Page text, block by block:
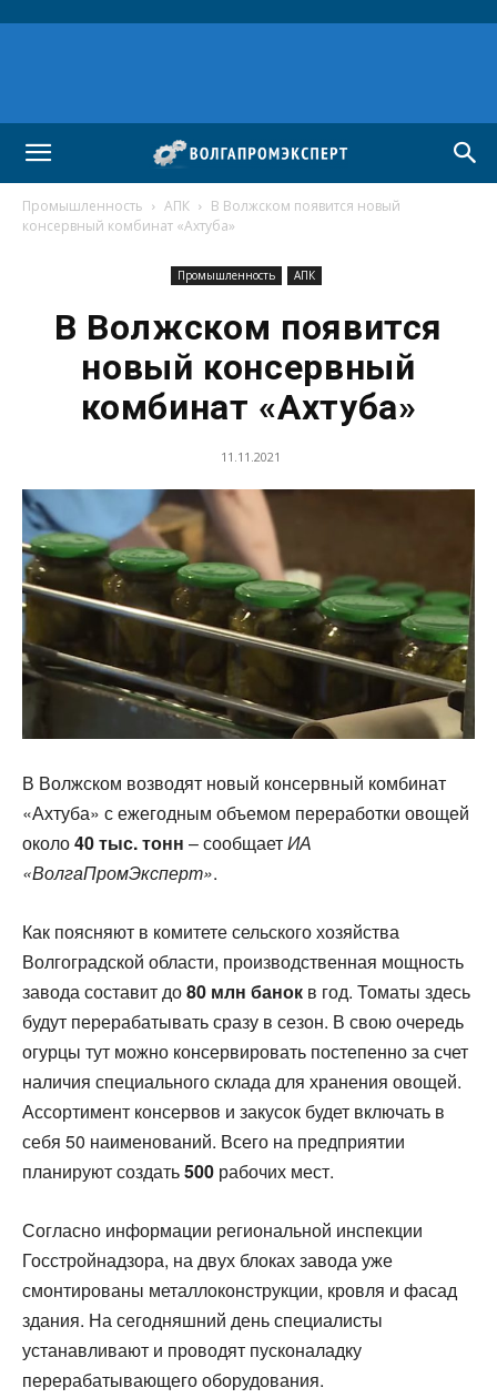
Промышленность АПК
В Волжском появится новый
консервный комбинат «Ахтуба»
Промышленность АПК
В Волжском появится
новый консервный
комбинат «Ахтуба»
11.11.2021
В Волжском возводят новый консервный комбинат
«Ахтуба» с ежегодным объемом переработки овощей
около40 тыс. тонн – сообщаетИА
«ВолгаПромЭксперт».
Как поясняют в комитете сельского хозяйства
Волгоградской области, производственная мощность
завода составит до80 млн банок в год. Томаты здесь
будут перерабатывать сразу в сезон. В свою очередь
огурцы тут можно консервировать постепенно за счет
наличия специального склада для хранения овощей.
Ассортимент консервов и закусок будет включать в
себя 50 наименований. Всего на предприятии
планируют создать500 рабочих мест.
Согласно информации региональной инспекции
Госстройнадзора, на двух блоках завода уже
смонтированы металлоконструкции, кровля и фасад
здания. На сегодняшний день специалисты
устанавливают и проводят пусконаладку
перерабатывающего оборудования.